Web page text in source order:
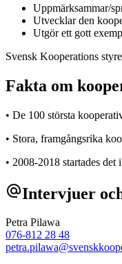
Uppmärksammar/
Utvecklar den
Utgör ett gott
Svensk Kooperations
Fakta om
• De 100 största
• Stora, framgångsrika
• 2008-2018 startades
alternate_emailIntervjuer
Petra Pilawa
076-812 28 48